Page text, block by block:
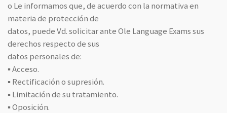
o Le informamos que, de acuerdo con la normativa en
materia de protección de
datos, puede Vd. solicitar ante Ole Language Exams sus
derechos respecto de sus
datos personales de:
▪ Acceso.
▪ Rectificación o supresión.
▪ Limitación de su tratamiento.
▪ Oposición.